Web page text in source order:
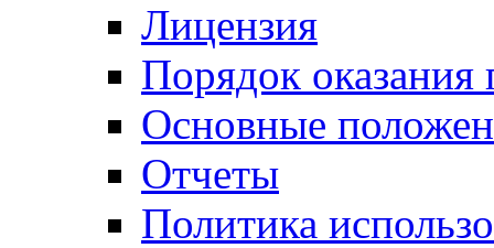
Лицензия
Порядок оказания
Основные
Отчеты
Политика